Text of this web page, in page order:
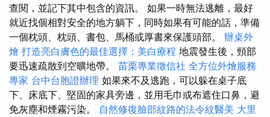
查閱，並記下其中包含的資訊。 如果一時無法逃離，最好
就近找個相對安全的地方躺下，同時如果有可能的話，準備
一個枕頭、枕頭、書包、馬桶或厚書來保護頭部。 辦桌外
燴 打造亮白膚色的最佳選擇：美白療程 地震發生後，頸部
要迅速疏散到空曠地帶。 苗栗專業徵信社 全方位外燴服務
專家 台中台胞證辦理 如果來不及逃跑，可以躲在桌子底
下、床底下、堅固的家具旁邊，並用毛巾或布遮住口鼻，避
免灰塵和煙霧污染。 自然修復臉部紋路的法令紋醫美 大里